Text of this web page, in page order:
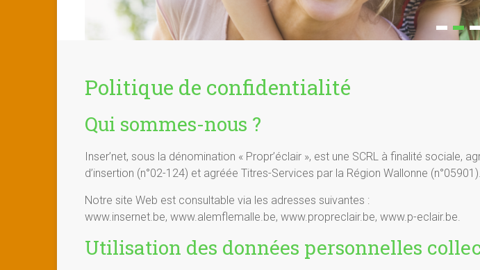
Politique de confidentialité
Qui sommes-nous ?
Inser’net, sous la dénomination « Propr’éclair », est une SCRL à finalité sociale,
d’insertion (n°02-124) et agréée Titres-Services par la Région Wallonne (n°05901).
Notre site Web est consultable via les adresses suivantes :
www.insernet.be, www.alemflemalle.be, www.propreclair.be, www.p-eclair.be.
Utilisation des données personnelles